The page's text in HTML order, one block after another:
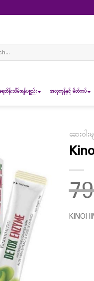
န်းသိမ်းရန်ပစ္စည်း အလှကုန်နှင့် မိတ်ကပ်
ဆေးဝါးမ